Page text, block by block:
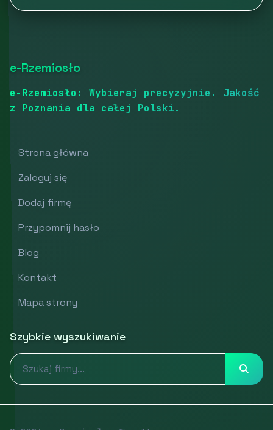
e-Rzemiosło
e-Rzemiosło: Wybieraj precyzyjnie. Jakość
z Poznania dla całej Polski.
Strona główna
Zaloguj się
Dodaj firmę
Przypomnij hasło
Blog
Kontakt
Mapa strony
Szybkie wyszukiwanie